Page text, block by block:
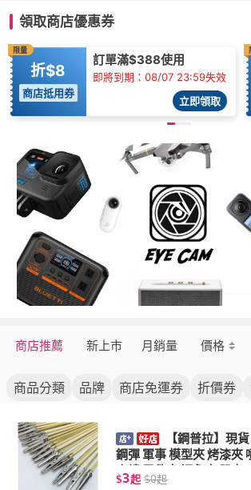
領取商店優惠券
限量
折$8
商店抵用券
訂單滿$388使用
即將到期：08/07 23:59失效
立即領取
商店推薦 新上市 月銷量 價格
商品分類 品牌 商店免運券 折價券
【鋼普拉】現
鋼彈 軍事 模型夾 烤漆夾
串燒 零件夾 鱷魚夾 單支3
$3起 $0起